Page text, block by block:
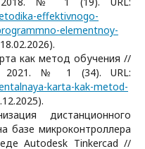
effektivnogo-
elementnoy-
как метод обучения //
2021. № 1 (34). URL:
karta-kak-metod-
дистанционного
базе микроконтроллера
Autodesk Tinkercad //